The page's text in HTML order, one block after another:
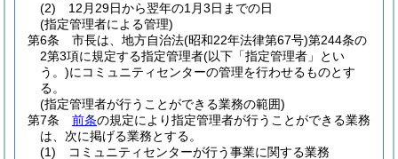
(2)
12月29日から翌年の1月3日までの日
(指定管理者による管理)
第6条
市長は、地方自治法(昭和22年法律第67号)第244条の
2第3項に規定する指定管理者(以下「指定管理者」とい
う。)にコミュニティセンターの管理を行わせるものとす
る。
(指定管理者が行うことができる業務の範囲)
第7条
前条の規定により指定管理者が行うことができる業務
は、次に掲げる業務とする。
(1)
コミュニティセンターが行う事業に関する業務